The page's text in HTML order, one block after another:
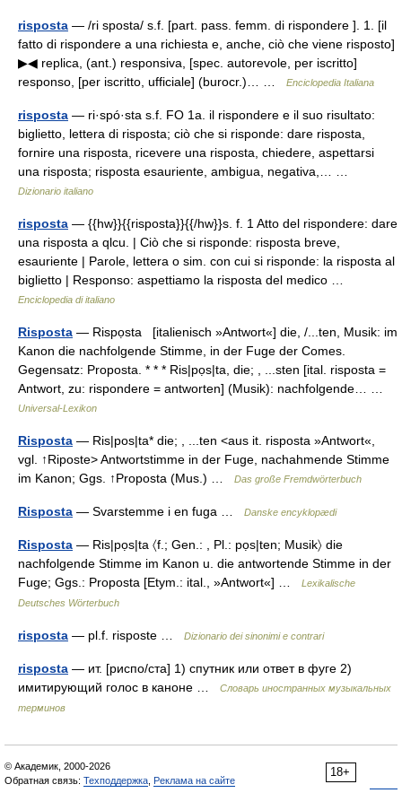
risposta — /ri sposta/ s.f. [part. pass. femm. di rispondere ]. 1. [il
fatto di rispondere a una richiesta e, anche, ciò che viene risposto]
▶◀ replica, (ant.) responsiva, [spec. autorevole, per iscritto]
responso, [per iscritto, ufficiale] (burocr.)… …
Enciclopedia Italiana
risposta — ri·spó·sta s.f. FO 1a. il rispondere e il suo risultato:
biglietto, lettera di risposta; ciò che si risponde: dare risposta,
fornire una risposta, ricevere una risposta, chiedere, aspettarsi
una risposta; risposta esauriente, ambigua, negativa,… …
Dizionario italiano
risposta — {{hw}}{{risposta}}{{/hw}}s. f. 1 Atto del rispondere: dare
una risposta a qlcu. | Ciò che si risponde: risposta breve,
esauriente | Parole, lettera o sim. con cui si risponde: la risposta al
biglietto | Responso: aspettiamo la risposta del medico …
Enciclopedia di italiano
Risposta — Rispọsta [italienisch »Antwort«] die, /...ten, Musik: im
Kanon die nachfolgende Stimme, in der Fuge der Comes.
Gegensatz: Proposta. * * * Ris|pọs|ta, die; , ...sten [ital. risposta =
Antwort, zu: rispondere = antworten] (Musik): nachfolgende… …
Universal-Lexikon
Risposta — Ris|pos|ta* die; , ...ten <aus it. risposta »Antwort«,
vgl. ↑Riposte> Antwortstimme in der Fuge, nachahmende Stimme
im Kanon; Ggs. ↑Proposta (Mus.) …
Das große Fremdwörterbuch
Risposta — Svarstemme i en fuga … Danske encyklopædi
Risposta — Ris|pọs|ta 〈f.; Gen.: , Pl.: pọs|ten; Musik〉 die
nachfolgende Stimme im Kanon u. die antwortende Stimme in der
Fuge; Ggs.: Proposta [Etym.: ital., »Antwort«] …
Lexikalische
Deutsches Wörterbuch
risposta — pl.f. risposte … Dizionario dei sinonimi e contrari
risposta — ит. [риспо/ста] 1) спутник или ответ в фуге 2)
имитирующий голос в каноне …
Словарь иностранных музыкальных
терминов
18+
© Академик, 2000-2026
Обратная связь: Техподдержка Реклама на сайте